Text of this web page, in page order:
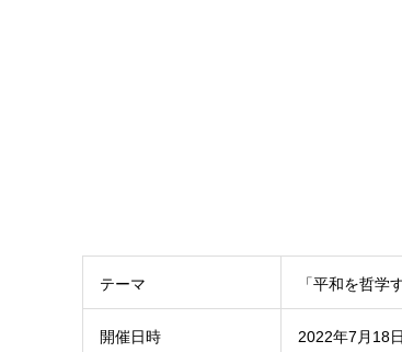
テーマ 「平和を哲学
開催日時 2022年7月18